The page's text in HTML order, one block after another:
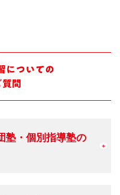
についての
問
塾・個別指導塾の